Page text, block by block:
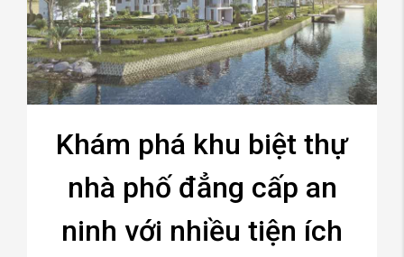
Khám phá khu biệt thự
nhà phố đẳng cấp an
ninh với nhiều tiện ích